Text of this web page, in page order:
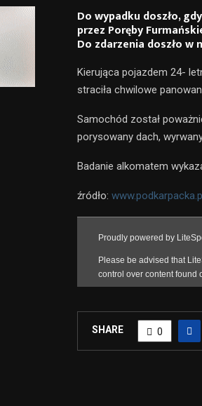
Do wypadku doszło,
przez Poręby
Do zdarzenia doszło w
Kierująca pojazdem 24-
straciła chwilowe
Samochód został
porysowany dach,
Badanie alkomatem
źródło:
SHARE 0